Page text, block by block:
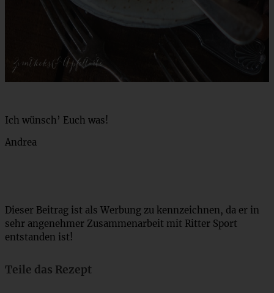
Ich wünsch’ Euch was!
Andrea
Dieser Beitrag ist als Werbung zu kennzeichnen, da er in
sehr angenehmer Zusammenarbeit mit Ritter Sport
entstanden ist!
Teile das Rezept